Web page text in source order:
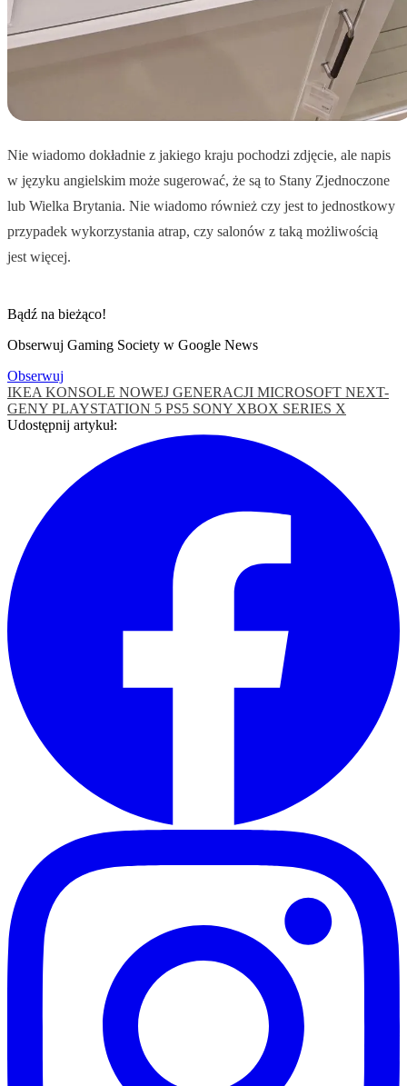
Nie wiadomo dokładnie z jakiego kraju pochodzi zdjęcie, ale napis
w języku angielskim może sugerować, że są to Stany Zjednoczone
lub Wielka Brytania. Nie wiadomo również czy jest to jednostkowy
przypadek wykorzystania atrap, czy salonów z taką możliwością
jest więcej.
Bądź na bieżąco!
Obserwuj Gaming Society w Google News
Obserwuj
IKEA KONSOLE NOWEJ GENERACJI MICROSOFT NEXT-
GENY PLAYSTATION 5 PS5 SONY XBOX SERIES X
Udostępnij artykuł: